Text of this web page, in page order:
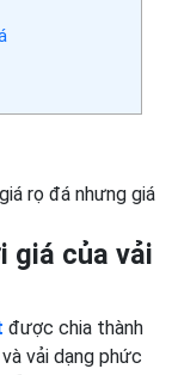
rọ đá nhưng giá
giá của vải
được chia thành
vải dạng phức